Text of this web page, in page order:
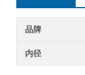
品牌
内径